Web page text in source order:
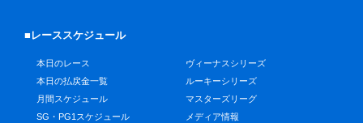
■レーススケジュール
本日のレース
本日の払戻金一覧
月間スケジュール
SG・PG1スケジュール
ヴィーナスシリーズ
ルーキーシリーズ
マスターズリーグ
メディア情報